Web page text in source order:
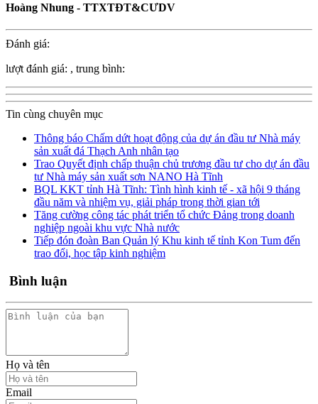
Hoàng Nhung - TTXTĐT&CƯDV
Đánh giá:
lượt đánh giá: , trung bình:
Tin cùng chuyên mục
Thông báo Chấm dứt hoạt động của dự án đầu tư Nhà máy
sản xuất đá Thạch Anh nhân tạo
Trao Quyết định chấp thuận chủ trương đầu tư cho dự án đầu
tư Nhà máy sản xuất sơn NANO Hà Tĩnh
BQL KKT tỉnh Hà Tĩnh: Tình hình kinh tế - xã hội 9 tháng
đầu năm và nhiệm vụ, giải pháp trong thời gian tới
Tăng cường công tác phát triển tổ chức Đảng trong doanh
nghiệp ngoài khu vực Nhà nước
Tiếp đón đoàn Ban Quản lý Khu kinh tế tỉnh Kon Tum đến
trao đổi, học tập kinh nghiệm
Bình luận
Họ và tên
Email